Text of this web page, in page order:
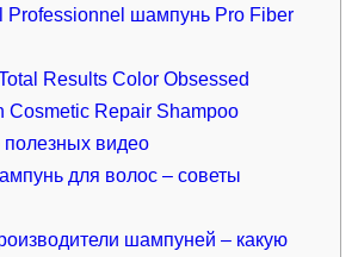
Professionnel шампунь Pro Fiber
Results Color Obsessed
Cosmetic Repair Shampoo
полезных видео
для волос – советы
шампуней – какую